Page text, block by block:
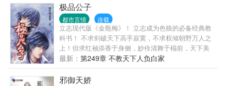
极品公子
都市言情 连载
立志现代版《金瓶梅》！ 立志成为色狼的必备经典教
科书！ 不求剑破天下高手寂寞，不求权倾朝野万人之
上！但求红袖添香于身侧，妙伶清舞于榻前，天下美
女尽在我手，人生至此，夫复何求？？？ 先下手者妻
妾成群，后下手者光棍一个！我的最大乐趣就是让所
有鲜花插在我这朵牛粪上！而且是心甘情愿的插！
最新： 第249章 不教天下人负白家
邪御天娇